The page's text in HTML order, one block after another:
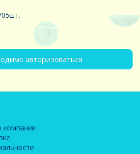
авторизоваться